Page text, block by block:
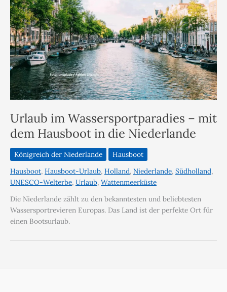
Urlaub im Wassersportparadies – mit
dem Hausboot in die Niederlande
Königreich der Niederlande
Hausboot
Hausboot, Hausboot-Urlaub, Holland, Niederlande, Südholland,
UNESCO-Welterbe, Urlaub, Wattenmeerküste
Die Niederlande zählt zu den bekanntesten und beliebtesten
Wassersportrevieren Europas. Das Land ist der perfekte Ort für
einen Bootsurlaub.